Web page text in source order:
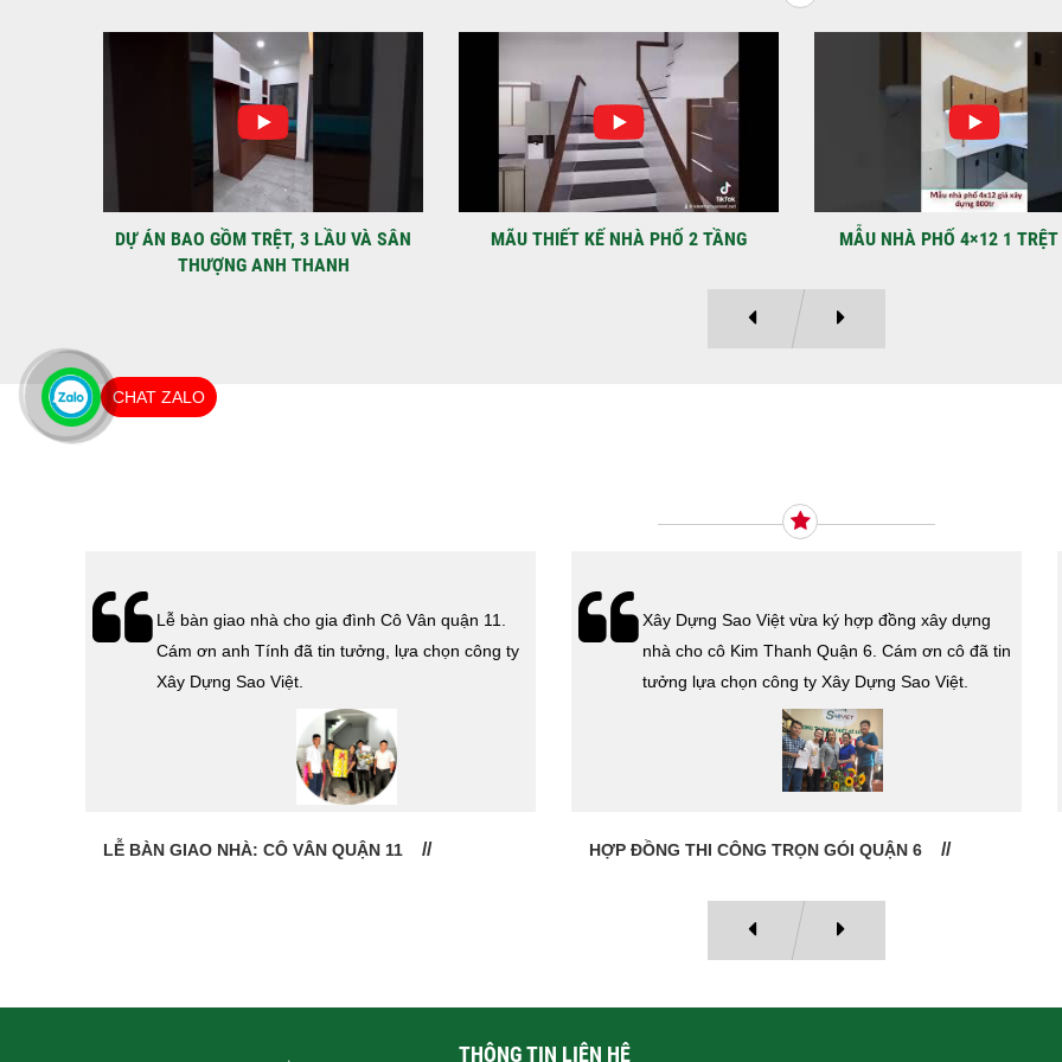
Địa
Kỳ
DỰ ÁN BAO GỒM TRỆT, 3 LẦU VÀ SÂN
THƯỢNG ANH THANH
MÃU THIẾT KẾ NHÀ PHỐ 2 TẦNG MẪU NHÀ PHỐ 4×12 1
Lễ bàn giao nhà cho gia đình Cô Vân quận 11.
Cám ơn anh Tính đã tin tưởng, lựa chọn công ty
Xây Dựng Sao Việt.
LỄ BÀN GIAO NHÀ: CÔ VÂN QUẬN 11
Xây Dựng Sao Việt vừa ký hợp đồng xây dựng
nhà cho cô Kim Thanh Quận 6. Cám ơn cô đã tin
tưởng lựa chọn công ty Xây Dựng Sao Việt.
HỢP ĐỒNG THI CÔNG TRỌN GÓI QUẬN 6
THÔNG TIN LIÊN HỆ
CHAT ZALO